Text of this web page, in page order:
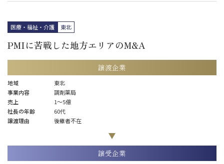
医療・福祉・介護 東北
PMIに苦戦した地方エリアのM&A
譲渡企業
地域
東北
事業内容
調剤薬局
売上
1〜5億
社長の年齢
60代
譲渡理由
後継者不在
譲受企業